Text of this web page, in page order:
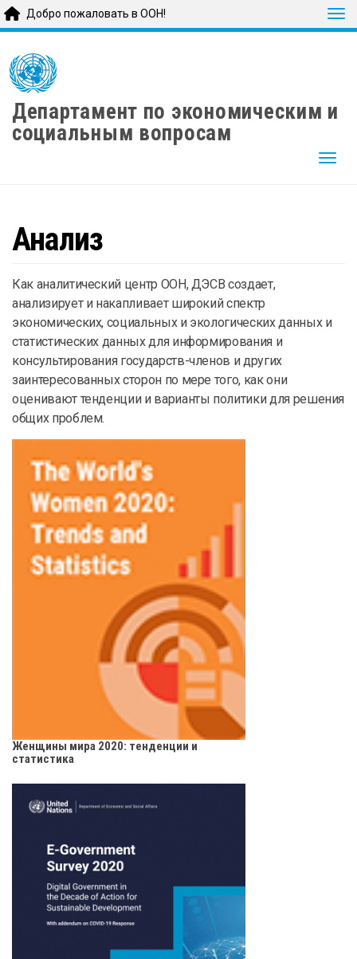
main
content
Добро пожаловать в ООН!
Департамент по экономическим и
социальным вопросам
Анализ
Как аналитический центр ООН, ДЭСВ создает,
анализирует и накапливает широкий спектр
экономических, социальных и экологических данных и
статистических данных для информирования и
консультирования государств-членов и других
заинтересованных сторон по мере того, как они
оценивают тенденции и варианты политики для решения
общих проблем.
Женщины мира 2020: тенденции и
статистика